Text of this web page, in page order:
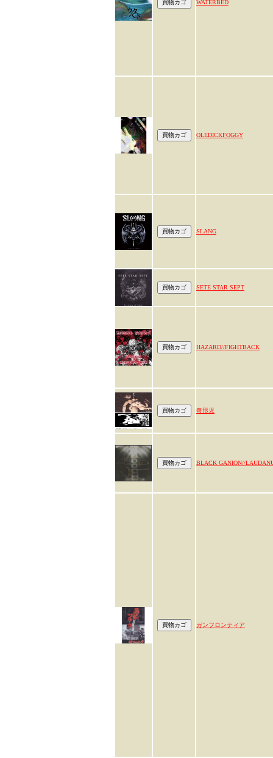
WATERBED
OLEDICKFOGGY
SLANG
SETE STAR SEPT
HAZARD//FIGHTBACK
奇形児
BLACK GANION//
ガンフロンティア